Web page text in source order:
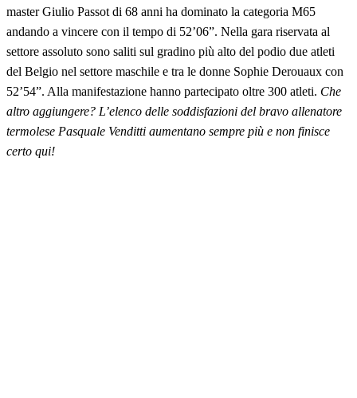
master Giulio Passot di 68 anni ha dominato la categoria M65
andando a vincere con il tempo di 52’06”. Nella gara riservata al
settore assoluto sono saliti sul gradino più alto del podio due atleti
del Belgio nel settore maschile e tra le donne Sophie Derouaux con
52’54”. Alla manifestazione hanno partecipato oltre 300 atleti. Che
altro aggiungere? L’elenco delle soddisfazioni del bravo allenatore
termolese Pasquale Venditti aumentano sempre più e non finisce
certo qui!